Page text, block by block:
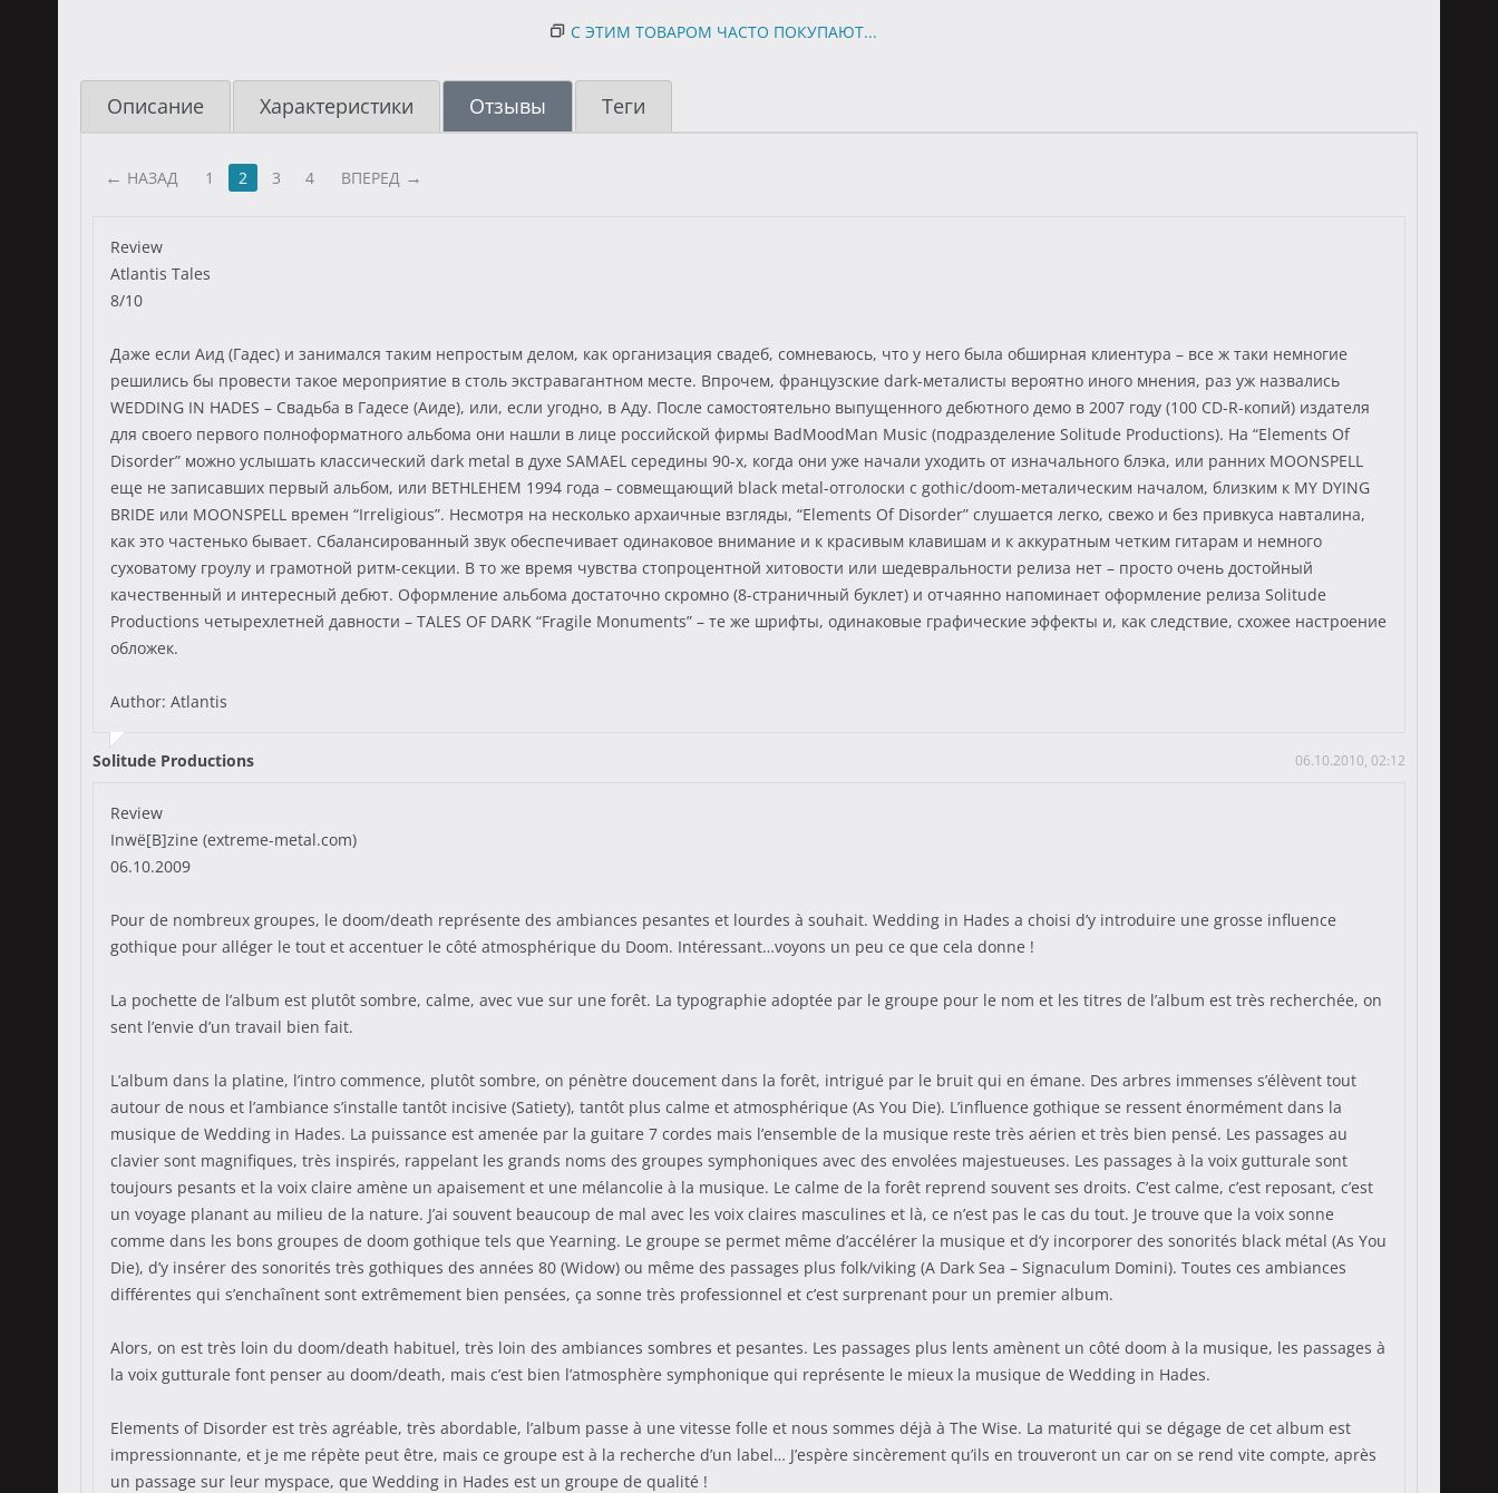
С ЭТИМ ТОВАРОМ ЧАСТО ПОКУПАЮТ...
Описание Характеристики Отзывы Теги
НАЗАД 1 2 3 4 ВПЕРЕД
Review
Atlantis Tales
8/10
Даже если Аид (Гадес) и занимался таким непростым делом, как организация свадеб, сомневаюсь, что у него была обширная клиентура – все ж таки немногие
решились бы провести такое мероприятие в столь экстравагантном месте. Впрочем, французские dark-металисты вероятно иного мнения, раз уж назвались
WEDDING IN HADES – Свадьба в Гадесе (Аиде), или, если угодно, в Аду. После самостоятельно выпущенного дебютного демо в 2007 году (100 CD-R-копий) издателя
для своего первого полноформатного альбома они нашли в лице российской фирмы BadMoodMan Music (подразделение Solitude Productions). На “Elements Of
Disorder” можно услышать классический dark metal в духе SAMAEL середины 90-х, когда они уже начали уходить от изначального блэка, или ранних MOONSPELL
еще не записавших первый альбом, или BETHLEHEM 1994 года – совмещающий black metal-отголоски с gothic/doom-металическим началом, близким к MY DYING
BRIDE или MOONSPELL времен “Irreligious”. Несмотря на несколько архаичные взгляды, “Elements Of Disorder” слушается легко, свежо и без привкуса навталина,
как это частенько бывает. Сбалансированный звук обеспечивает одинаковое внимание и к красивым клавишам и к аккуратным четким гитарам и немного
суховатому гроулу и грамотной ритм-секции. В то же время чувства стопроцентной хитовости или шедевральности релиза нет – просто очень достойный
качественный и интересный дебют. Оформление альбома достаточно скромно (8-страничный буклет) и отчаянно напоминает оформление релиза Solitude
Productions четырехлетней давности – TALES OF DARK “Fragile Monuments” – те же шрифты, одинаковые графические эффекты и, как следствие, схожее настроение
обложек.
Author: Atlantis
Solitude Productions 06.10.2010, 02:12
Review
Inwë[B]zine (extreme-metal.com)
06.10.2009
Pour de nombreux groupes, le doom/death représente des ambiances pesantes et lourdes à souhait. Wedding in Hades a choisi d’y introduire une grosse influence
gothique pour alléger le tout et accentuer le côté atmosphérique du Doom. Intéressant…voyons un peu ce que cela donne !
La pochette de l’album est plutôt sombre, calme, avec vue sur une forêt. La typographie adoptée par le groupe pour le nom et les titres de l’album est très recherchée, on
sent l’envie d’un travail bien fait.
L’album dans la platine, l’intro commence, plutôt sombre, on pénètre doucement dans la forêt, intrigué par le bruit qui en émane. Des arbres immenses s’élèvent tout
autour de nous et l’ambiance s’installe tantôt incisive (Satiety), tantôt plus calme et atmosphérique (As You Die). L’influence gothique se ressent énormément dans la
musique de Wedding in Hades. La puissance est amenée par la guitare 7 cordes mais l’ensemble de la musique reste très aérien et très bien pensé. Les passages au
clavier sont magnifiques, très inspirés, rappelant les grands noms des groupes symphoniques avec des envolées majestueuses. Les passages à la voix gutturale sont
toujours pesants et la voix claire amène un apaisement et une mélancolie à la musique. Le calme de la forêt reprend souvent ses droits. C’est calme, c’est reposant, c’est
un voyage planant au milieu de la nature. J’ai souvent beaucoup de mal avec les voix claires masculines et là, ce n’est pas le cas du tout. Je trouve que la voix sonne
comme dans les bons groupes de doom gothique tels que Yearning. Le groupe se permet même d’accélérer la musique et d’y incorporer des sonorités black métal (As You
Die), d’y insérer des sonorités très gothiques des années 80 (Widow) ou même des passages plus folk/viking (A Dark Sea – Signaculum Domini). Toutes ces ambiances
différentes qui s’enchaînent sont extrêmement bien pensées, ça sonne très professionnel et c’est surprenant pour un premier album.
Alors, on est très loin du doom/death habituel, très loin des ambiances sombres et pesantes. Les passages plus lents amènent un côté doom à la musique, les passages à
la voix gutturale font penser au doom/death, mais c’est bien l’atmosphère symphonique qui représente le mieux la musique de Wedding in Hades.
Elements of Disorder est très agréable, très abordable, l’album passe à une vitesse folle et nous sommes déjà à The Wise. La maturité qui se dégage de cet album est
impressionnante, et je me répète peut être, mais ce groupe est à la recherche d’un label… J’espère sincèrement qu’ils en trouveront un car on se rend vite compte, après
un passage sur leur myspace, que Wedding in Hades est un groupe de qualité !